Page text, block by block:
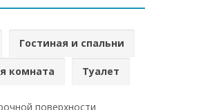
Гостиная и спальни
комната Туалет
поверхности